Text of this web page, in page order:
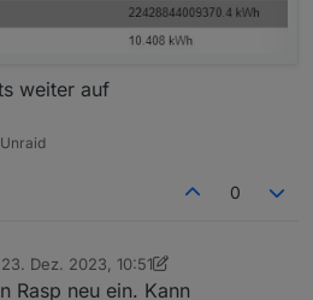
sehen das es aus irgend einen
weiter auf
0
23. Dez. 2023, 10:51
von Willi-Wunder
Rasp neu ein. Kann